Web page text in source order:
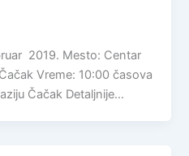
2019. Mesto: Centar
Vreme: 10:00 časova
Čačak Detaljnije…